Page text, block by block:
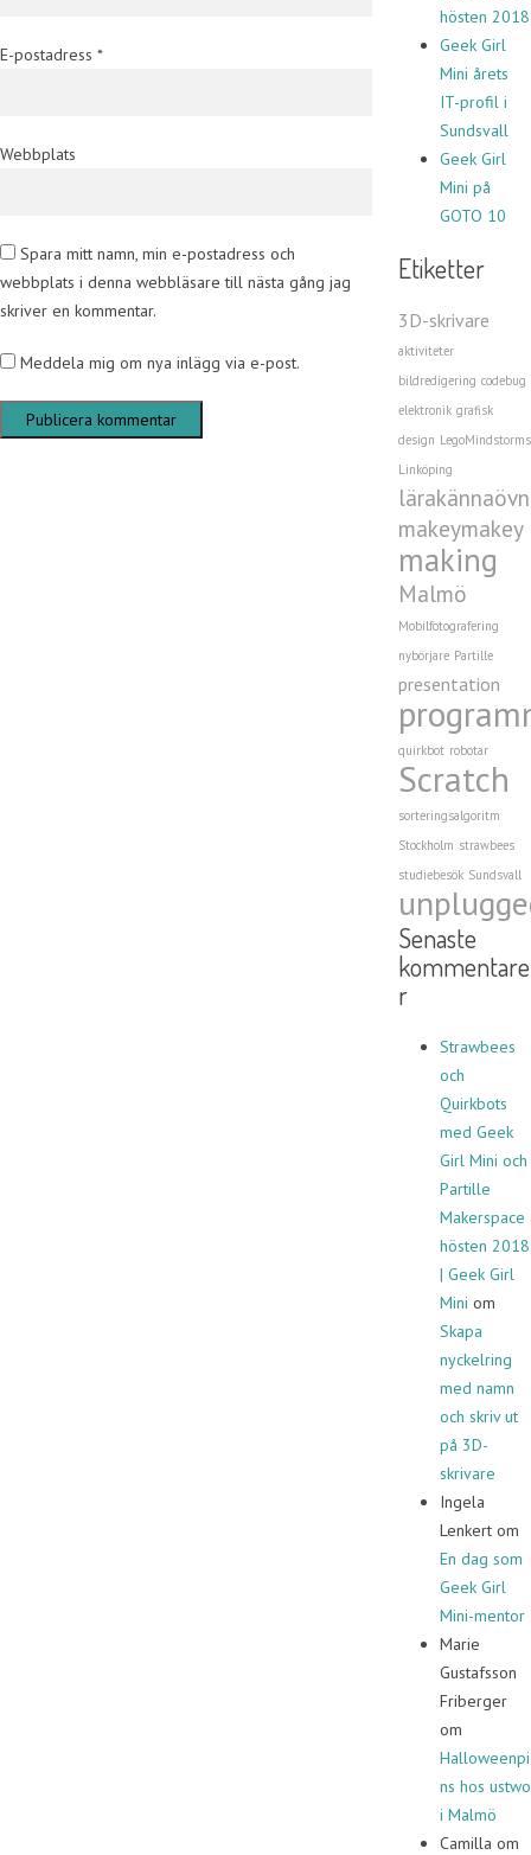
E-postadress *
Webbplats
Spara mitt namn, min e-postadress och
webbplats i denna webbläsare till nästa gång jag
skriver en kommentar.
Meddela mig om nya inlägg via e-post.
hösten 2018
Geek Girl
Mini årets
IT-profil i
Sundsvall
Geek Girl
Mini på
GOTO 10
Etiketter
3D-skrivare
aktiviteter
bildredigering codebug
elektronik grafisk
design LegoMindstorms
Linköping
makeymakey
making
Malmö
Mobilfotografering
nybörjare Partille
presentation
quirkbot robotar
Scratch
sorteringsalgoritm
Stockholm strawbees
studiebesök Sundsvall
Senaste
kommentare
r
Strawbees
och
Quirkbots
med Geek
Girl Mini och
Partille
Makerspace
hösten 2018
| Geek Girl
Mini om
Skapa
nyckelring
med namn
och skriv ut
på 3D-
skrivare
Ingela
Lenkert om
En dag som
Geek Girl
Mini-mentor
Marie
Gustafsson
Friberger
om
Halloweenpi
ns hos ustwo
i Malmö
Camilla om